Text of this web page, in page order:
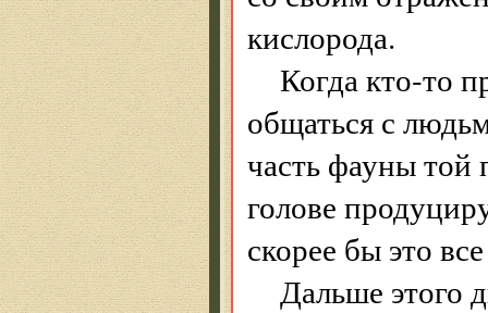
кислорода.
Когда кто-то
общаться с
часть фауны
голове
скорее бы это
Дальше этого